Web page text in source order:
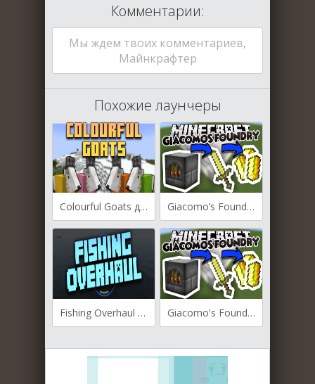
Комментарии:
Мы ждем твоих комментариев,
Майнкрафтер
Похожие лаунчеры
Colourful Goats для Майнкрафт [1.20.4, 1.20.2, 1.20.1] Giacomo’s Foundry для Майнкрафт [1.20.1, 1.19.4, 1.19.3]
Fishing Overhaul для Майнкрафт [1.19, 1.18.2, 1.17.1] Giacomo's Foundry для Майнкрафт [1.12.2, 1.11.2, 1.10.2]